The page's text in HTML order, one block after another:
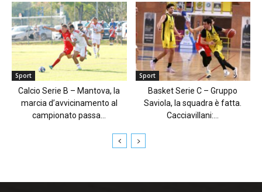
Sport
Calcio Serie B – Mantova, la
marcia d’avvicinamento al
campionato passa...
Sport
Basket Serie C – Gruppo
Saviola, la squadra è fatta.
Cacciavillani:...